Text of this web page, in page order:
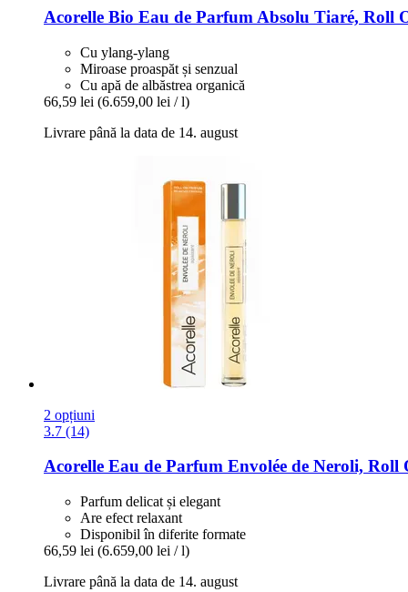
Acorelle Bio Eau de Parfum Absolu Tiaré, Roll
Cu ylang-ylang
Miroase proaspăt și senzual
Cu apă de albăstrea organică
66,59 lei (6.659,00 lei / l)
Livrare până la data de 14. august
2 opțiuni
3.7 (14)
Acorelle Eau de Parfum Envolée de Neroli, Roll
Parfum delicat și elegant
Are efect relaxant
Disponibil în diferite formate
66,59 lei (6.659,00 lei / l)
Livrare până la data de 14. august